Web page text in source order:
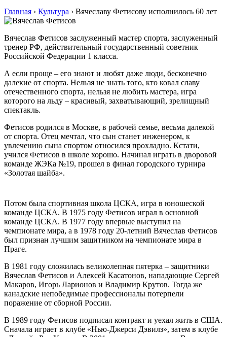
Главная › Культура › Вячеславу Фетисову исполнилось 60 лет
Вячеслав Фетисов заслуженный мастер спорта, заслуженный
тренер РФ, действительный государственный советник
Российской Федерации 1 класса.
А если проще – его знают и любят даже люди, бесконечно
далекие от спорта. Нельзя не знать того, кто ковал славу
отечественного спорта, нельзя не любить мастера, игра
которого на льду – красивый, захватывающий, зрелищный
спектакль.
Фетисов родился в Москве, в рабочей семье, весьма далекой
от спорта. Отец мечтал, что сын станет инженером, к
увлечению сына спортом относился прохладно. Кстати,
учился Фетисов в школе хорошо. Начинал играть в дворовой
команде ЖЭКа №19, прошел в финал городского турнира
«Золотая шайба».
Потом была спортивная школа ЦСКА, игра в юношеской
команде ЦСКА. В 1975 году Фетисов играл в основной
команде ЦСКА. В 1977 году впервые выступил на
чемпионате мира, а в 1978 году 20-летний Вячеслав Фетисов
был признан лучшим защитником на чемпионате мира в
Праге.
В 1981 году сложилась великолепная пятерка – защитники
Вячеслав Фетисов и Алексей Касатонов, нападающие Сергей
Макаров, Игорь Ларионов и Владимир Крутов. Тогда же
канадские непобедимые профессионалы потерпели
поражение от сборной России.
В 1989 году Фетисов подписал контракт и уехал жить в США.
Сначала играет в клубе «Нью-Джерси Дэвилз», затем в клубе